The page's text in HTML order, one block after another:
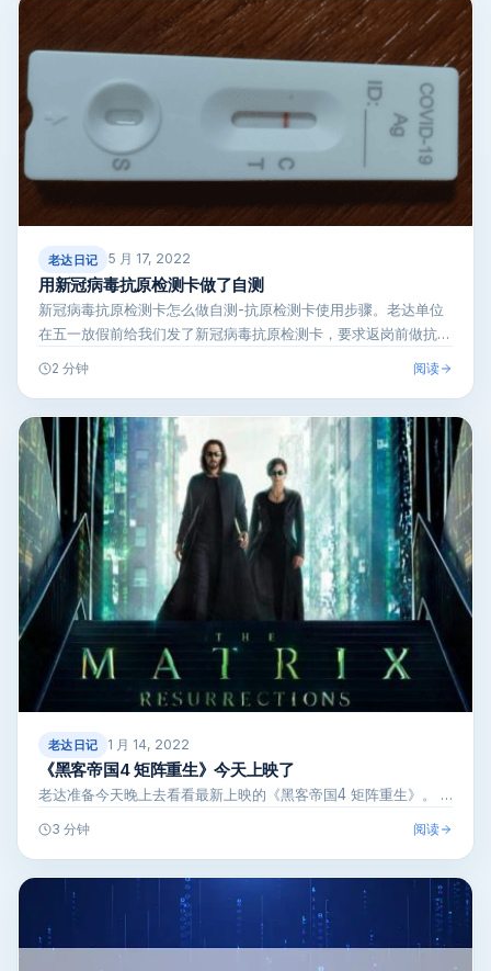
老达日记 5 月 17, 2022
用新冠病毒抗原检测卡做了自测
新冠病毒抗原检测卡怎么做自测-抗原检测卡使用步骤。老达单位
在五一放假前给我们发了新冠病毒抗原检测卡，要求返岗前做抗原
2 分钟 阅读
老达日记 1 月 14, 2022
《黑客帝国4 矩阵重生》今天上映了
老达准备今天晚上去看看最新上映的《黑客帝国4 矩阵重生》。 …
3 分钟 阅读